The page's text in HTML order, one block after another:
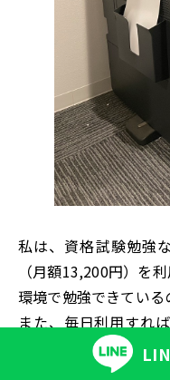
私は、資格試験勉強
（月額13,200円）を
環境で勉強できている
また、毎日利用すれ
用すればするほどお